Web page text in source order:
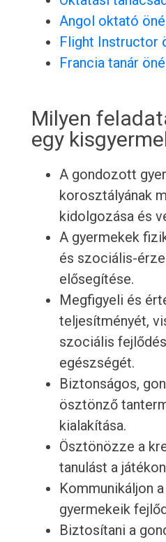
Angol oktató
Flight Instructor
Francia tanár
Milyen
egy
A gondozott
korosztályának
kidolgozása és
A gyermekek
és szociális-
elősegítése.
Megfigyeli és
teljesítményét,
szociális
egészségét.
Biztonságos,
ösztönző
kialakítása.
Ösztönözze a
tanulást a
Kommunikáljon
gyermekeik
Biztosítani a